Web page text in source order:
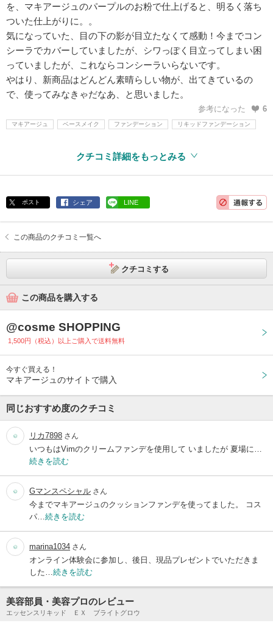
を、マキアージュのパープルのお粉で仕上げると、明るく落ち
ついた仕上がりに。。
気になっていた、目の下の影が目立たなくて感動！今までコン
シーラでカバーしていましたが、シワっぽく目立ってしまい困
っていましたが、これならコンシーラいらないです。
やはり、新商品はどんどん素晴らしい物が、出てきているの
で、使ってみなきゃだなあ、と思いました。
参考になった 6
マキアージュ ベースメイク ファンデーション リキッドファンデーション
クチコミ詳細をもっとみる
ポスト シェア LINE
この商品のクチコミ一覧へ
クチコミする
この商品を購入する
@cosme SHOPPING
1,500円（税込）以上ご購入で送料無料
今すぐ買える！
マキアージュのサイトで購入
同じおすすめ度のクチコミ
リカ7898 さん
いつもはVimのクリームファンデを使用して いましたが 夏場に…
続きを読む
Gマンスペシャル さん
今までマキアージュのクッションファンデを使ってました。 コス
パ… 続きを読む
marina1034 さん
オンライン体験会に参加し、後日、現品プレゼントでいただきま
した… 続きを読む
美容部員・美容プロのレビュー
エッセンスリキッド ＥＸ ブライトグロウ